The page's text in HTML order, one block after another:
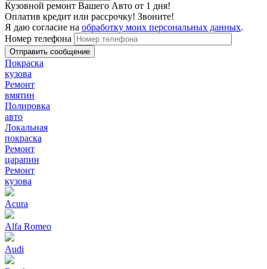
Кузовной ремонт Вашего Авто от 1 дня!
Оплатив кредит или рассрочку! Звоните!
Я даю согласие на обработку моих персональных данных.
Номер телефона
Покраска
кузова
Ремонт
вмятин
Полировка
авто
Локальная
покраска
Ремонт
царапин
Ремонт
кузова
Acura
Alfa Romeo
Audi